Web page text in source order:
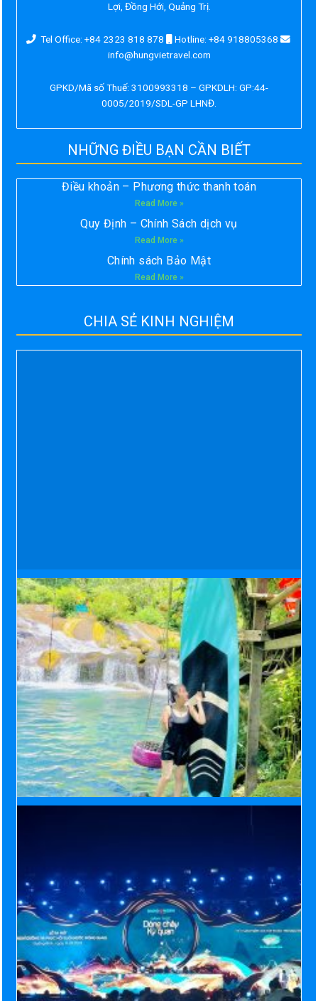
Lợi, Đồng Hới, Quảng Trị.
Tel Office: +84 2323 818 878
Hotline: +84 918805368
info@hungvietravel.com
GPKD/Mã số Thuế: 3100993318 – GPKDLH: GP:44-
0005/2019/SDL-GP LHNĐ.
NHỮNG ĐIỀU BẠN CẦN BIẾT
Điều khoản – Phương thức thanh toán
Read More »
Quy Định – Chính Sách dịch vụ
Read More »
Chính sách Bảo Mật
Read More »
CHIA SẺ KINH NGHIỆM